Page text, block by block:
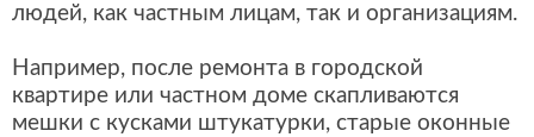
людей, как частным лицам, так и организациям.
Например, после ремонта в городской
квартире или частном доме скапливаются
мешки с кусками штукатурки, старые оконные